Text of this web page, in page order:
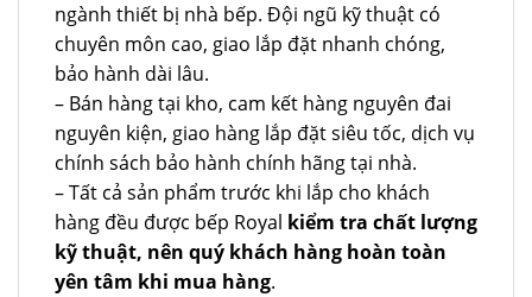
ngành thiết bị nhà bếp. Đội ngũ kỹ thuật có
chuyên môn cao, giao lắp đặt nhanh chóng,
bảo hành dài lâu.
– Bán hàng tại kho, cam kết hàng nguyên đai
nguyên kiện, giao hàng lắp đặt siêu tốc, dịch vụ
chính sách bảo hành chính hãng tại nhà.
– Tất cả sản phẩm trước khi lắp cho khách
hàng đều được bếp Royal kiểm tra chất lượng
kỹ thuật, nên quý khách hàng hoàn toàn
yên tâm khi mua hàng.